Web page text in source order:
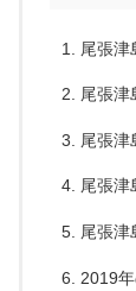
尾張津
尾張津
尾張津
尾張津
尾張津
2019